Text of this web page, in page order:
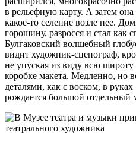
в рельефную карту. А затем
какое-то селение возле нее.
горошину, разросся и стал как
Булгаковский волшебный
видит художник-сценограф,
не упуская из виду всю
коробке макета. Медленно, но
деталями, как с воском, в
рождается большой отдельный